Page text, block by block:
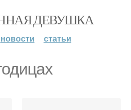
ДЕВУШКА
новости статьи